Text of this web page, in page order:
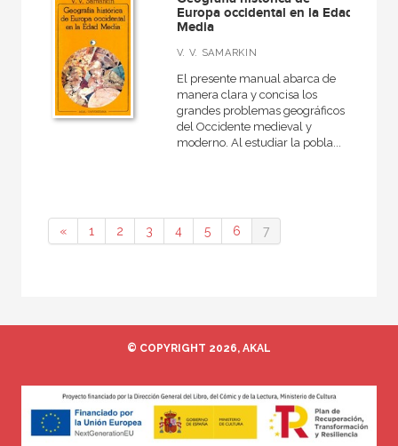
Europa occidental en la Edad
Media
V. V. SAMARKIN
El presente manual abarca de
manera clara y concisa los
grandes problemas geográficos
del Occidente medieval y
moderno. Al estudiar la pobla...
« 1 2 3 4 5 6 7
© COPYRIGHT 2026, AKAL